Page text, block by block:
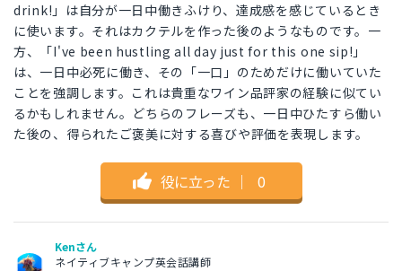
drink!」は自分が一日中働きふけり、達成感を感じているとき
に使います。それはカクテルを作った後のようなものです。一
方、「I've been hustling all day just for this one sip!」
は、一日中必死に働き、その「一口」のためだけに働いていた
ことを強調します。これは貴重なワイン品評家の経験に似てい
るかもしれません。どちらのフレーズも、一日中ひたすら働い
た後の、得られたご褒美に対する喜びや評価を表現します。
役に立った ｜ 0
Kenさん
ネイティブキャンプ英会話講師